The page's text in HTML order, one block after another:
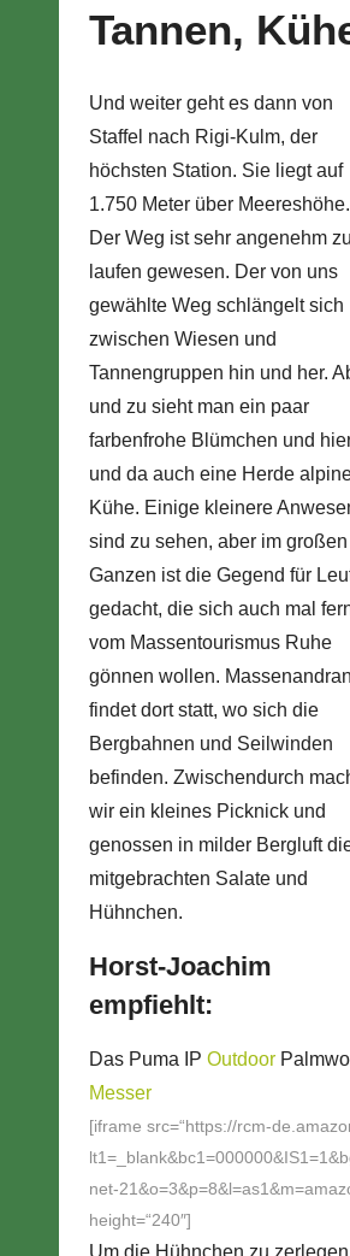
Tannen,
Und weiter geht es dann von
Staffel nach Rigi-Kulm, der
höchsten Station. Sie liegt auf
1.750 Meter über Meereshöhe.
Der Weg ist sehr angenehm zu
laufen gewesen. Der von uns
gewählte Weg schlängelt sich
zwischen Wiesen und
Tannengruppen hin und her.
und zu sieht man ein paar
farbenfrohe Blümchen und
und da auch eine Herde
Kühe. Einige kleinere
sind zu sehen, aber im großen
Ganzen ist die Gegend für
gedacht, die sich auch mal
vom Massentourismus Ruhe
gönnen wollen.
findet dort statt, wo sich die
Bergbahnen und Seilwinden
befinden. Zwischendurch
wir ein kleines Picknick und
genossen in milder Bergluft
mitgebrachten Salate und
Hühnchen.
Horst-Joachim
empfiehlt:
Das Puma IP Outdoor
Messer
[iframe src=“https://rcm-
net-
height=“240″]
Um die Hühnchen zu zerlegen,